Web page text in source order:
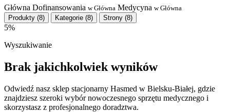
Główna Dofinansowania w Główna Medycyna w Główna
Produkty (8) Kategorie (8) Strony (8)
5%
Wyszukiwanie
Brak jakichkolwiek wyników
Odwiedź nasz sklep stacjonarny Hasmed w Bielsku-Białej, gdzie
znajdziesz szeroki wybór nowoczesnego sprzętu medycznego i
skorzystasz z profesjonalnego doradztwa.